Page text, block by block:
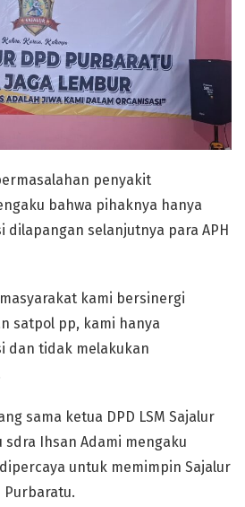
penyakit
bahwa pihaknya hanya
dilapangan selanjutnya para APH
kami bersinergi
satpol pp, kami hanya
dan tidak melakukan
sama ketua DPD LSM Sajalur
sdra Ihsan Adami mengaku
untuk memimpin Sajalur
Purbaratu.